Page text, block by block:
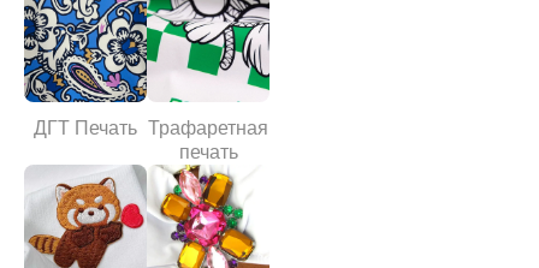
ДГТ Печать Трафаретная
печать